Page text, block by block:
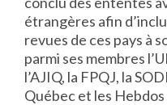
étrangères afin
revues de ces pays à
parmi ses membres
l’AJIQ, la FPQJ, la
Québec et les